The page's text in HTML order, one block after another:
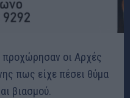
προχώρησαν οι Αρχές
πως είχε πέσει θύμα
βιασμού.